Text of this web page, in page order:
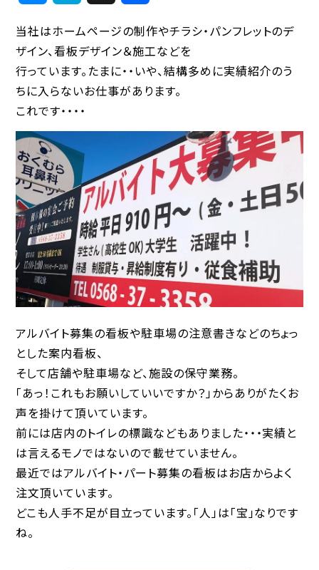
当社はホームページの制作やチラシ・パンフレットのデ
ザイン、看板デザイン＆施工などを
行っています。たまに・・いや、結構多めに実績紹介のう
ちに入らないお仕事があります。
これです・・・・
アルバイト募集の看板や駐車場の注意書きなどのちょっ
とした案内看板、
そして店舗や駐車場など、施設の保守業務。
「あっ！これもお願いしていいですか？」からありがたくお
声を掛けて頂いています。
前には店内のトイレの標識などもありました・・・実績と
は言えるモノではないので載せていません。
最近ではアルバイト・パート募集の看板はお店からよく
注文頂いています。
どこも人手不足が目立っています。「人」は「宝」なりです
ね。